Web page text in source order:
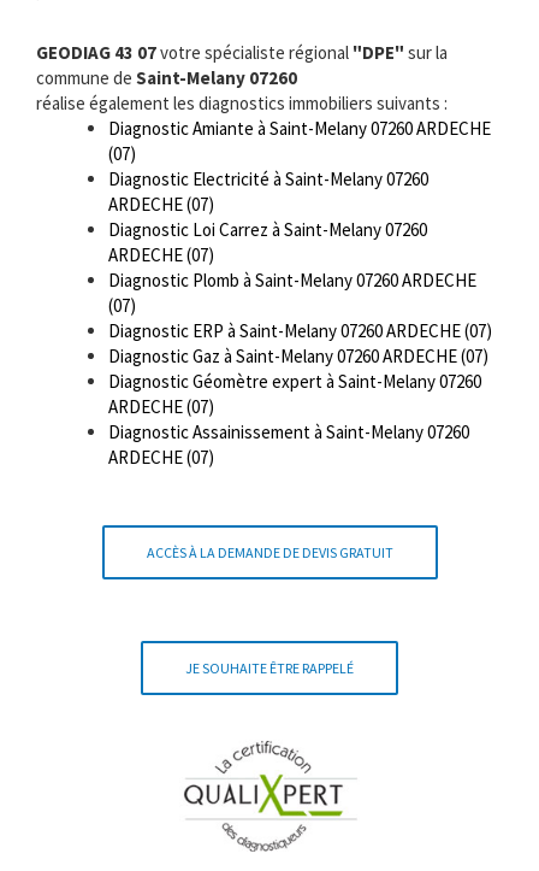
GEODIAG 43 07votre spécialiste régional "DPE" sur la
commune de Saint-Melany 07260
réalise également les diagnostics immobiliers suivants :
Diagnostic Amiante à Saint-Melany 07260 ARDECHE
(07)
Diagnostic Electricité à Saint-Melany 07260
ARDECHE (07)
Diagnostic Loi Carrez à Saint-Melany 07260
ARDECHE (07)
Diagnostic Plomb à Saint-Melany 07260 ARDECHE
(07)
Diagnostic ERP à Saint-Melany 07260 ARDECHE (07)
Diagnostic Gaz à Saint-Melany 07260 ARDECHE (07)
Diagnostic Géomètre expert à Saint-Melany 07260
ARDECHE (07)
Diagnostic Assainissement à Saint-Melany 07260
ARDECHE (07)
ACCÈS À LA DEMANDE DE DEVIS GRATUIT
JE SOUHAITE ÊTRE RAPPELÉ